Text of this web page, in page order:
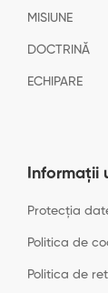
MISIUNE
DOCTRINĂ
ECHIPARE
Informații
Protecția
Politica de
Politica de